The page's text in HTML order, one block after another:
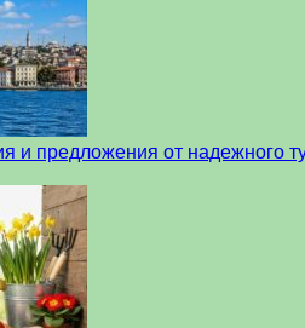
и предложения от надежного